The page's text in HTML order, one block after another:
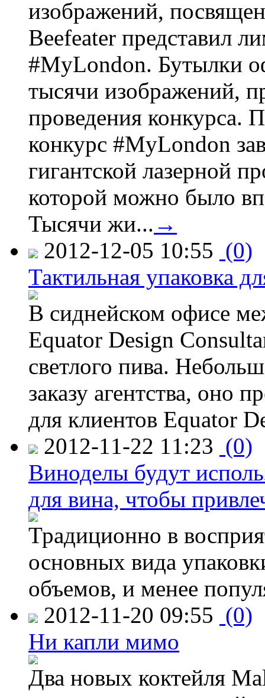
изображений,
Beefeater представил
#MyLondon. Бутылки
тысячи изображений,
проведения конкурса.
конкурс #MyLondon
гигантской лазерной
которой можно было
Тысячи жи... →
2012-12-05 10:55 (0)
Тактильная упаковка
В сиднейском офисе
Equator Design
светлого пива.
заказу агентства, оно
для клиентов Equator
2012-11-22 11:23 (0)
Виноделы будут
для вина, чтобы
Традиционно в
основных вида
объемов, и менее
2012-11-20 09:55 (0)
Ни капли мимо
Два новых коктейля